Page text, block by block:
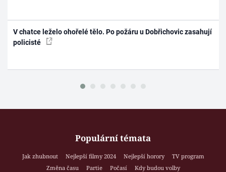
V chatce leželo ohořelé tělo. Po požáru u Dobřichovic zasahují
policisté
Populární témata
Jak zhubnout Nejlepší filmy 2024 Nejlepší horory
TV program
Změna času
Partie Počasí
Kdy budou volby